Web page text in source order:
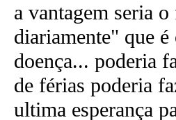
a vantagem seria
diariamente" que
doença... poderia
de férias poderia
ultima esperança